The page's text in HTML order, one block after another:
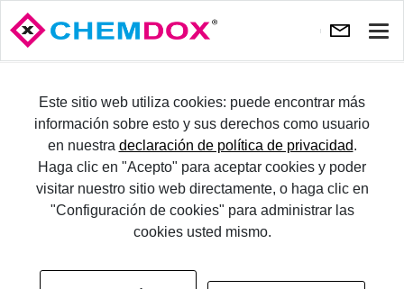
Este sitio web utiliza cookies: puede encontrar más
información sobre esto y sus derechos como usuario
en nuestra declaración de política de privacidad.
Haga clic en "Acepto" para aceptar cookies y poder
visitar nuestro sitio web directamente, o haga clic en
"Configuración de cookies" para administrar las
cookies usted mismo.
AC­CE­SO
So­cio
El me­jor so­cio es aquel que es­tá